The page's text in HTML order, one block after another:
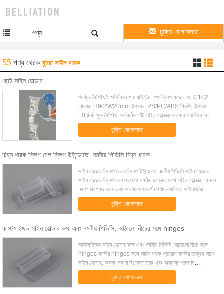
পণ্য চুক্তি যোগানদাতা
55 পণ্য থেকে খুচরা সাইন ধারক
ছোট সাইন হোল্ডার
পণ্যের বৈশিষ্ট্য/স্পেসিফিকেশন আইটেম: পপ ক্লিপ মডেল নং: C102
আকার: H90*W20mm উপাদান: PS/PC/ABS গ্রিপিং উপাদান:
10 মিমি পুরু বৈশিষ্ট্য: সার্বজনীন গাঁট সাইন হোল্ডারকে যেকোনো দিকে কাত
করতে দেয়; খুচরা বিজ্ঞাপনের জন...
চুক্তি যোগানদাতা
চিহ্ন ধারক ক্লিপ রেল ক্লিপ উইন্ডোতে, নমনীয় পিভিসি চিহ্ন ধারক
সাইন হোল্ডার ক্লিপস রেল ক্লিপ উইন্ডোতে নমনীয় পিভিসি সাইন হোল্ডার
সাইন হোল্ডার ক্লিপ রেল প্রয়োগ নমনীয় চক্রের সাথে সাইন হোল্ডার, অনন্য
নকশা বিশেষত তাক এবং অন্যান্য প্রদর্শন প্যানেলগুলিতে সাইনগুলির
পরিবর্তনশীল ...
চুক্তি যোগানদাতা
কাস্টমাইজড সাইন হোল্ডার রুক্ষ এবং নমনীয় পিভিসি, আঠালো নীচের সঙ্গে hinges
কাস্টমাইজড সাইন হোল্ডার রুক্ষ এবং নমনীয় পিভিসি, আঠালো নীচে সঙ্গে
hinges নমনীয় hinges সঙ্গে সাইন ধারক প্রয়োগ নমনীয় চক্রের সাথে
সাইন হোল্ডার, অনন্য নকশা বিশেষত তাক এবং অন্যান্য প্রদর্শন
প্যানেলগুলিতে সাইনগুলি...
চুক্তি যোগানদাতা